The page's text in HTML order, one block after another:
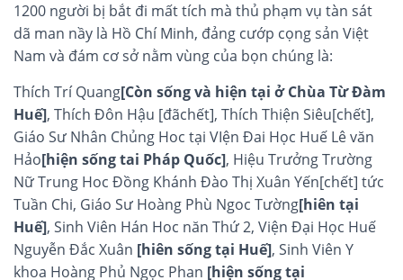
1200 người bị bắt đi mất tích mà thủ phạm vụ tàn sát
dã man nầy là Hồ Chí Minh, đảng cướp cọng sản Việt
Nam và đám cơ sở nằm vùng của bọn chúng là:
Thích Trí Quang[Còn sống và hiện tại ở Chùa Từ Đàm
Huế], Thích Đôn Hậu [đãchết], Thích Thiện Siêu[chết],
Giáo Sư Nhân Chủng Hoc tại VIện Đai Học Huế Lê văn
Hảo[hiện sống tai Pháp Quốc], Hiệu Trưởng Trường
Nữ Trung Hoc Đồng Khánh Đào Thị Xuân Yến[chết] tức
Tuần Chi, Giáo Sư Hoàng Phù Ngoc Tường[hiên tại
Huế], Sinh Viên Hán Hoc năn Thứ 2, Viện Đại Học Huế
Nguyễn Đắc Xuân [hiên sống tại Huế], Sinh Viên Y
khoa Hoàng Phủ Ngọc Phan [hiện sống tại